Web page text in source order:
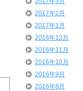
2017年2月
2017年1月
2016年12月
2016年11月
2016年10月
2016年9月
2016年8月